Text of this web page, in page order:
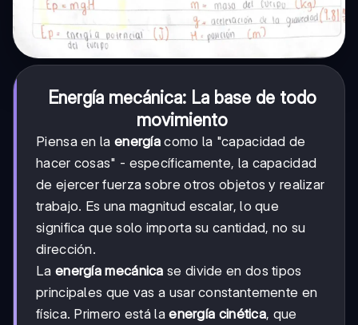
Energía mecánica: La base de todo
movimiento
Piensa en la energía como la "capacidad de
hacer cosas" - específicamente, la capacidad
de ejercer fuerza sobre otros objetos y realizar
trabajo. Es una magnitud escalar, lo que
significa que solo importa su cantidad, no su
dirección.
La energía mecánica se divide en dos tipos
principales que vas a usar constantemente en
física. Primero está laenergía cinética, que